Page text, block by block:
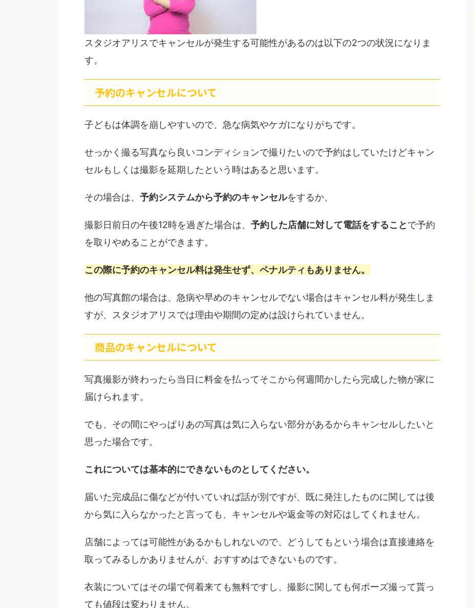
スタジオアリスでキャンセルが発生する可能性があるのは以下の2つの状況になりま
す。
予約のキャンセルについて
子どもは体調を崩しやすいので、急な病気やケガになりがちです。
せっかく撮る写真なら良いコンディションで撮りたいので予約はしていたけどキャン
セルもしくは撮影を延期したという時はあると思います。
その場合は、 予約システムから予約のキャンセルをするか、
撮影日前日の午後12時を過ぎた場合は、 予約した店舗に対して電話をすることで予約
を取りやめることができます。
この際に予約のキャンセル料は発生せず、ペナルティもありません。
他の写真館の場合は、急病や早めのキャンセルでない場合はキャンセル料が発生しま
すが、スタジオアリスでは理由や期間の定めは設けられていません。
商品のキャンセルについて
写真撮影が終わったら当日に料金を払ってそこから何週間かしたら完成した物が家に
届けられます。
でも、その間にやっぱりあの写真は気に入らない部分があるからキャンセルしたいと
思った場合です。
これについては基本的にできないものとしてください。
届いた完成品に傷などが付いていれば話が別ですが、既に発注したものに関しては後
から気に入らなかったと言っても、キャンセルや返金等の対応はしてくれません。
店舗によっては可能性があるかもしれないので、どうしてもという場合は直接連絡を
取ってみるしかありませんが、おすすめはできないものです。
衣装についてはその場で何着来ても無料ですし、撮影に関しても何ポーズ撮って貰っ
ても値段は変わりません。